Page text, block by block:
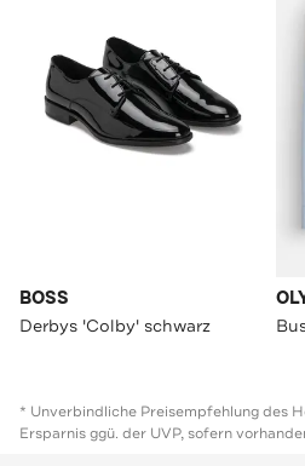
BOSS
Derbys 'Colby' schwarz
* Unverbindliche Preisempfehlung des
Ersparnis ggü. der UVP, sofern